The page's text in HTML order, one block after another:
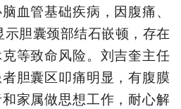
血管基础疾病，因腹痛、
胆囊颈部结石嵌顿，存在
等致命风险。刘吉奎主任
胆囊区叩痛明显，有腹膜
家属做思想工作，耐心解